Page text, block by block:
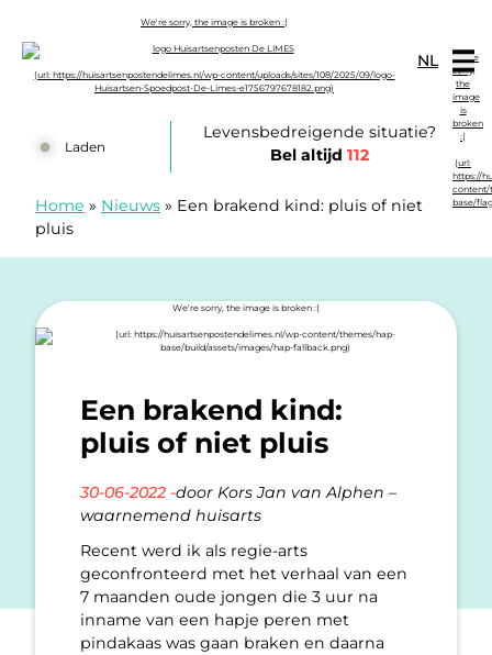
NL
Laden
Levensbedreigende situatie?
Bel altijd112
Home » Nieuws » Een brakend kind: pluis of niet
pluis
Een brakend kind:
pluis of niet pluis
30-06-2022 -door Kors Jan van Alphen –
waarnemend huisarts
Recent werd ik als regie-arts
geconfronteerd met het verhaal van een
7 maanden oude jongen die 3 uur na
inname van een hapje peren met
pindakaas was gaan braken en daarna